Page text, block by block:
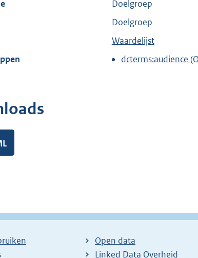
Doelgroep
Doelgroep
Waardelijst
dcterms:audience
Open data
Linked Data Overheid